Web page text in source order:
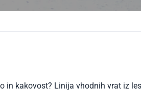
kakovost? Linija vhodnih vrat iz